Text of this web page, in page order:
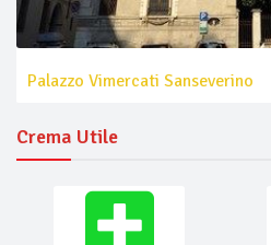
Palazzo Vimercati Sanseverino
Crema Utile